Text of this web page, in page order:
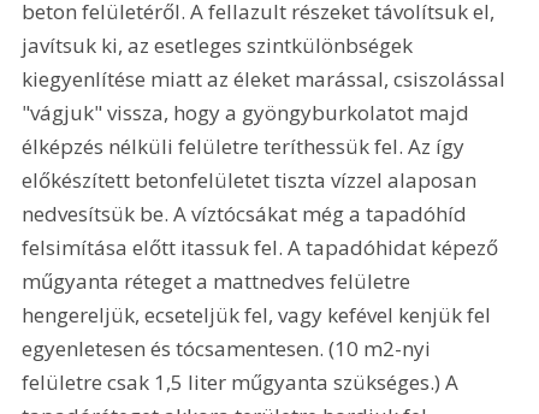
beton felületéről. A fellazult részeket távolítsuk el,
javítsuk ki, az esetleges szintkülönbségek
kiegyenlítése miatt az éleket marással, csiszolással
"vágjuk" vissza, hogy a gyöngyburkolatot majd
élképzés nélküli felületre teríthessük fel. Az így
előkészített betonfelületet tiszta vízzel alaposan
nedvesítsük be. A víztócsákat még a tapadóhíd
felsimítása előtt itassuk fel. A tapadóhidat képező
műgyanta réteget a mattnedves felületre
hengereljük, ecseteljük fel, vagy kefével kenjük fel
egyenletesen és tócsamentesen. (10 m2-nyi
felületre csak 1,5 liter műgyanta szükséges.) A